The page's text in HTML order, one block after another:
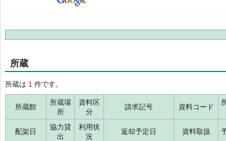
所蔵
所蔵は 1 件です。
所蔵館
所蔵場
所
資料区
分
請求記号 資料コード
配架日
協力貸
出
利用状
況
返却予定日 資料取扱